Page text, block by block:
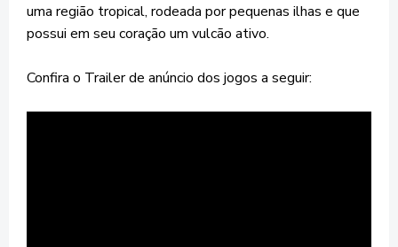
uma região tropical, rodeada por pequenas ilhas e que
possui em seu coração um vulcão ativo.
Confira o Trailer de anúncio dos jogos a seguir: